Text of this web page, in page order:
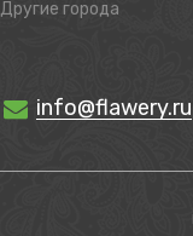
Другие города
info@flawery.ru